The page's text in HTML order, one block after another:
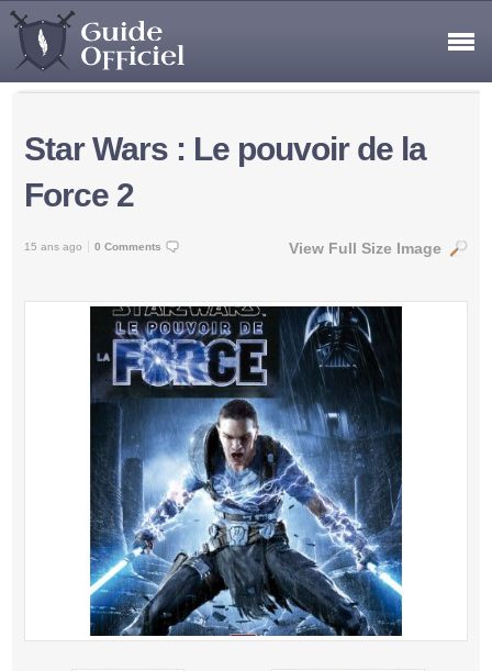
Star Wars : Le pouvoir de la
Force 2
15 ans ago 0 Comments View Full Size Image